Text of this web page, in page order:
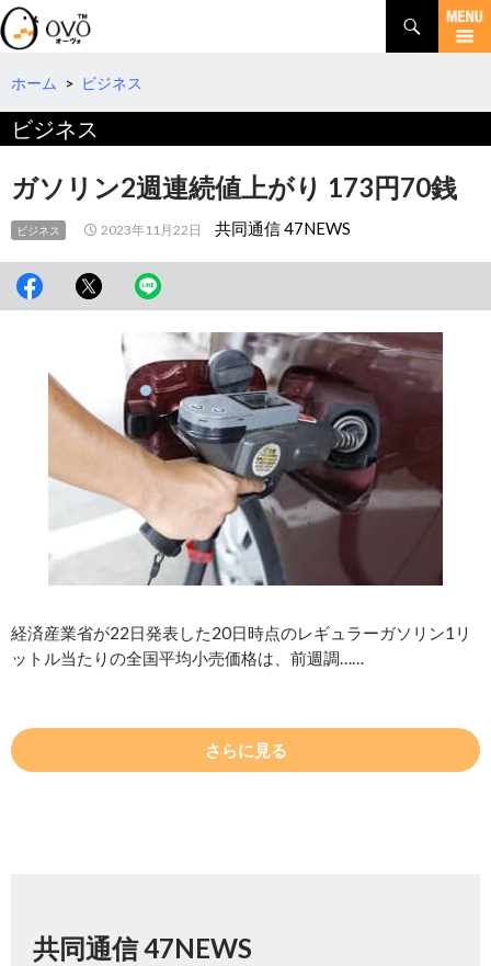
検
索
コ
テ
へ
動
ホーム > ビジネス
ビジネス
ガソリン2週連続値上がり 173円70銭
ビジネス 2023年11月22日 共同通信 47NEWS
経済産業省が22日発表した20日時点のレギュラーガソリン1リ
ットル当たりの全国平均小売価格は、前週調……
さらに見る
共同通信 47NEWS